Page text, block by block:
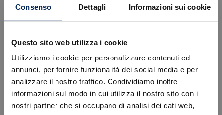
Consenso Dettagli Informazioni sui cookie
Questo sito web utilizza i cookie
Utilizziamo i cookie per personalizzare contenuti ed
annunci, per fornire funzionalità dei social media e per
analizzare il nostro traffico. Condividiamo inoltre
informazioni sul modo in cui utilizza il nostro sito con i
nostri partner che si occupano di analisi dei dati web,
19.670 € 16.400€
Immatricolazione
07/2026
Cambio
Manuale
Colore
Blu
Cilindrata
1199 cc
Posti
5